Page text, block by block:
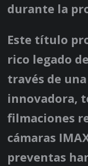
durante la
Este título
rico legado
través de
innovadora,
filmaciones
cámaras
preventas